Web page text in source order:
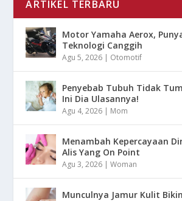
ARTIKEL TERBARU
Motor Yamaha Aerox,
Teknologi Canggih
Agu 5, 2026 | Otomotif
Penyebab Tubuh Tidak
Ini Dia Ulasannya!
Agu 4, 2026 | Mom
Menambah Kepercayaan
Alis Yang On Point
Agu 3, 2026 |Woman
Munculnya Jamur Kulit